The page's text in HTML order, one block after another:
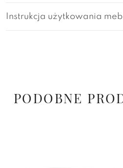
Instrukcja użytkowania
PODOBNE